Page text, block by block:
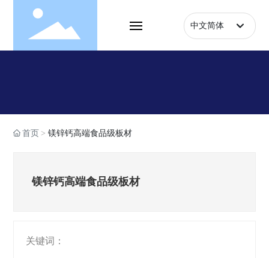
首页
产品中心
项目案例
联系我们
中文简体
English
首页 镁锌钙高端食品级板材
镁锌钙高端食品级板材
关键词：